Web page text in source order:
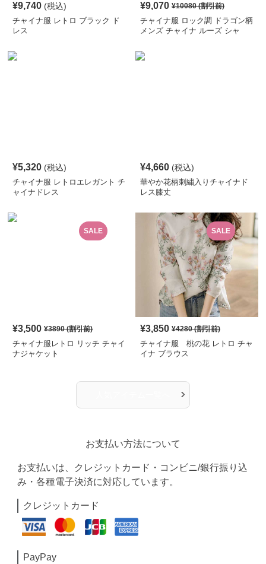
¥9,740 (税込)
チャイナ服 レトロ ブラック ド
レス
¥9,070 ¥10080(割引前)
チャイナ服 ロック調 ドラゴン柄
メンズ チャイナ ルーズ シャ
¥5,320 (税込)
チャイナ服 レトロエレガント チ
ャイナドレス
¥4,660 (税込)
華やか花柄刺繍入りチャイナド
レス膝丈
SALE
¥3,500 ¥3890(割引前)
チャイナ服レトロ リッチ チャイ
ナジャケット
SALE
¥3,850 ¥4280(割引前)
チャイナ服 桃の花 レトロ チャ
イナ ブラウス
›
お支払い方法について
お支払いは、クレジットカード・コンビニ/銀行振り込
み・各種電子決済に対応しています。
クレジットカード
PayPay